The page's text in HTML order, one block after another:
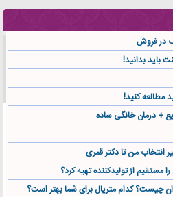
در فروش
مطالعه کنید!
+ درمان خانگی ساده
انتخاب من تا دکتر قمری
از تولیدکننده تهیه کرد؟
چیست؟ کدام متریال برای شما بهتر است؟